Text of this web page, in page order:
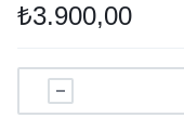
₺3.900,00